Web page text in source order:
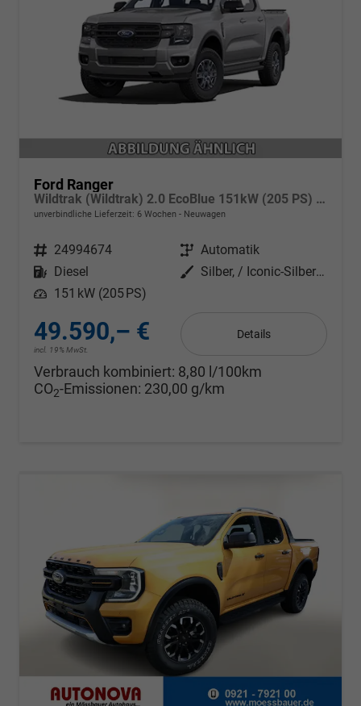
Ford Ranger
Wildtrak (Wildtrak) 2.0 EcoBlue 151kW (205 PS) 10-Stufen Automatikgetriebe 4WD
unverbindliche Lieferzeit: 6 Wochen Neuwagen
Fahrzeugnr. 24994674 Getriebe Automatik
Kraftstoff
Diesel Außenfarbe
Silber, / Iconic-Silber Metallic (000ZH0)
Leistung 151 kW (205 PS)
49.590,– €
incl. 19% MwSt.
Details
Verbrauch kombiniert: 8,80 l/100km
CO2-Emissionen: 230,00 g/km